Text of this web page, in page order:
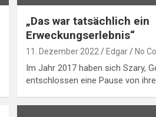
„Das war tatsächlich ein
Erweckungserlebnis“
11. Dezember 2022 Edgar No
Im Jahr 2017 haben sich Szary,
entschlossen eine Pause von